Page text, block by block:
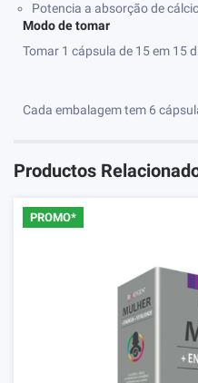
Potencia a absorção de
Modo de tomar
Tomar 1 cápsula de 15 em 15
Cada embalagem tem 6
Productos
PROMO*